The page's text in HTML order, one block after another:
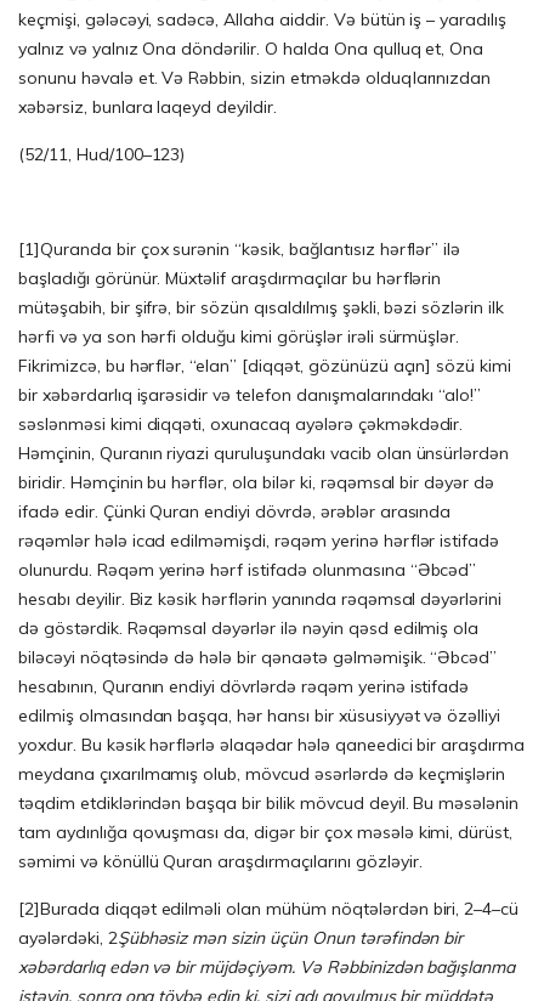
keçmişi, gələcəyi, sa­dəcə, Allaha aiddir. Və bütün iş – yaradılış
yalnız və yalnız Ona döndərilir. O halda Ona qul­luq et, Ona
sonunu həvalə et. Və Rəbbin, sizin etməkdə olduqlarınızdan
xəbərsiz, bun­lara laqeyd deyildir.
(52/11, Hud/100–123)
[1]Quranda bir çox surənin “kəsik, bağlantısız hərflər” ilə
başladığı görünür. Müxtəlif araşdırmaçılar bu hərflərin
mütəşabih, bir şifrə, bir sözün qısaldılmış şəkli, bəzi sözlərin ilk
hərfi və ya son hərfi olduğu kimi görüşlər irəli sürmüşlər.
Fikrimizcə, bu hərflər, “elan” [diqqət, gözünüzü açın] sözü kimi
bir xəbərdarlıq işarəsidir və telefon danışmalarındakı “alo!”
səslənməsi kimi diqqəti, oxunacaq ayələrə çəkməkdədir.
Həmçinin, Quranın riyazi quruluşundakı vacib olan ünsürlərdən
biridir. Həmçinin bu hərflər, ola bilər ki, rəqəmsal bir dəyər də
ifadə edir. Çünki Quran endiyi dövrdə, ərəblər arasında
rəqəmlər hələ icad edilməmişdi, rəqəm yerinə hərflər istifadə
olunurdu. Rəqəm yerinə hərf istifadə olunmasına “Əbcəd”
hesabı deyilir. Biz kəsik hərflərin yanında rəqəmsal dəyərlərini
də göstərdik. Rəqəmsal dəyərlər ilə nəyin qəsd edilmiş ola
biləcəyi nöqtəsində də hələ bir qənaətə gəlməmişik. “Əbcəd”
hesabının, Quranın endiyi dövrlərdə rəqəm yerinə istifadə
edilmiş olmasından başqa, hər hansı bir xüsusiyyət və özəlliyi
yoxdur. Bu kəsik hərflərlə əlaqədar hələ qaneedici bir araşdırma
meydana çıxarılmamış olub, mövcud əsərlərdə də keçmişlərin
təqdim etdiklərindən başqa bir bilik mövcud deyil. Bu məsələnin
tam aydınlığa qovuşması da, digər bir çox məsələ kimi, dürüst,
səmimi və könüllü Quran araşdırmaçılarını gözləyir.
[2]Burada diqqət edilməli olan mühüm nöqtələrdən biri, 2–4–cü
ayələrdəki, 2Şübhəsiz mən sizin üçün Onun tərəfindən bir
xəbərdarlıq edən və bir müjdəçiyəm. Və Rəbbinizdən bağışlanma
istəyin, sonra ona tövbə edin ki, sizi adı qoyulmuş bir müddətə